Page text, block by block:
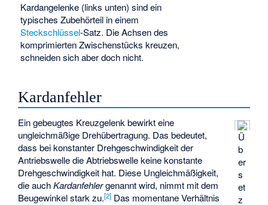
Kardangelenke (links unten) sind ein
typisches Zubehörteil in einem
Steckschlüssel-Satz. Die Achsen des
komprimierten Zwischenstücks kreuzen,
schneiden sich aber doch nicht.
Kardanfehler
Ü
b
er
s
et
z
Ein gebeugtes Kreuzgelenk bewirkt eine
ungleichmäßige Drehübertragung. Das bedeutet,
dass bei konstanter Drehgeschwindigkeit der
Antriebswelle die Abtriebswelle keine konstante
Drehgeschwindigkeit hat. Diese Ungleichmäßigkeit,
die auchKardanfehlergenannt wird, nimmt mit dem
Beugewinkelstark zu.[2] Das momentane Verhältnis